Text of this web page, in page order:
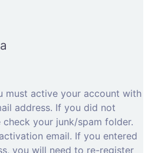
must active your account with
address. If you did not
check your junk/spam folder.
email. If you entered
you will need to re-register